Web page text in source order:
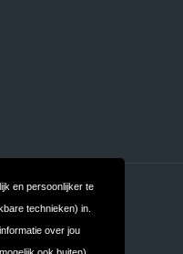
en persoonlijker te
technieken) in.
over jou
Over ons